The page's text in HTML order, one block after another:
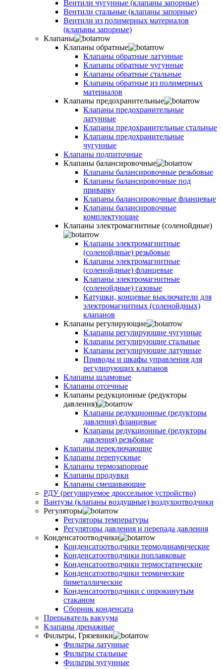
Вентили чугунные (клапаны запорные)
Вентили стальные (клапаны запорные)
Вентили из полимерных материалов
(клапаны запорные)
Клапаны
Клапаны обратные
Клапаны обратные латунные
Клапаны обратные чугунные
Клапаны обратные стальные
Клапаны обратные из полимерных
материалов
Клапаны предохранительные
Клапаны предохранительные
латунные
Клапаны предохранительные стальные
Клапаны предохранительные
чугунные
Клапаны подпиточные
Клапаны балансировочные
Клапаны балансировочные резьбовые
Клапаны балансировочные под
приварку
Клапаны балансировочные фланцевые
Клапаны балансировочные
комплектующие
Клапаны электромагнитные (соленойдные)
Клапаны электромагнитные
(соленойдные) резьбовые
Клапаны электромагнитные
(соленойдные) фланцевые
Клапаны электромагнитные
(соленойдные) газовые
Катушки, концевые выключатели для
электромагнитных (соленойдных)
клапанов
Клапаны регулирующие
Клапаны регулирующие чугунные
Клапаны регулирующие стальные
Клапаны регулирующие латунные
Приводы и шкафы управления для
регулирующих клапанов
Клапаны шламовые
Клапаны отсечные
Клапаны редукционные (редукторы
давления)
Клапаны редукционные (редукторы
давления) фланцевые
Клапаны редукционные (редукторы
давления) резьбовые
Клапаны переключающие
Клапаны перепускные
Клапаны термозапорные
Клапаны продувки
Клапаны смешивающие
РДУ (регулируемое дроссельное устройство)
Вантузы (клапаны воздушные) воздухоотводчики
Регуляторы
Регуляторы температуры
Регуляторы давления и перепада давления
Конденсатоотводчики
Конденсатоотводчики термодинамические
Конденсатоотводчики поплавковые
Конденсатоотводчики термостатические
Конденсатоотводчики термические
биметаллические
Конденсатоотводчики с опрокинутым
стаканом
Сборник конденсата
Прерыватель вакуума
Клапаны дренажные
Фильтры, Грязевики
Фильтры латунные
Фильтры стальные
Фильтры чугунные